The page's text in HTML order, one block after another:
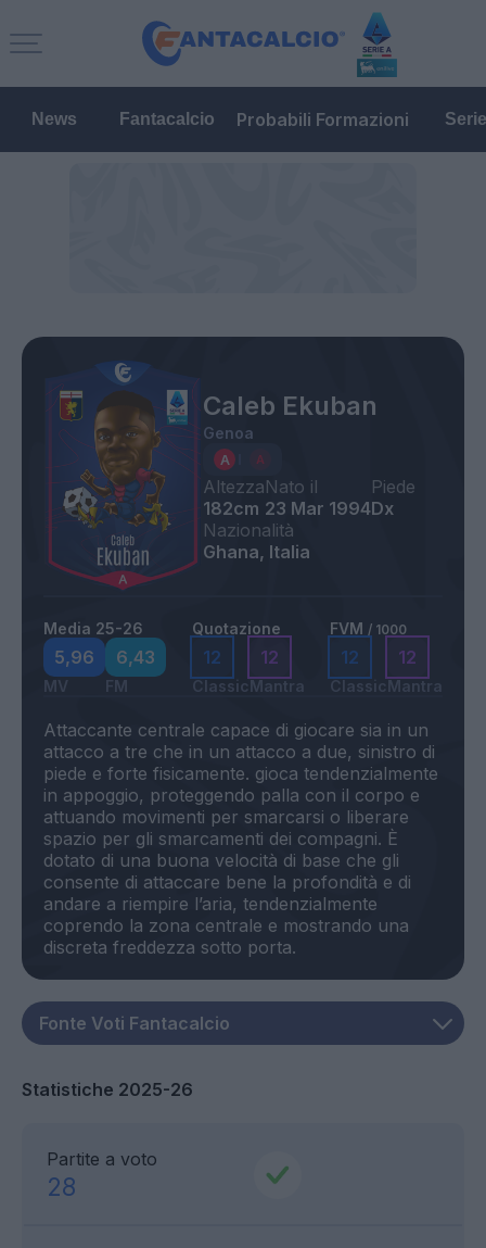
News Fantacalcio Probabili Formazioni
Caleb Ekuban
Genoa
Altezza
182cm
Nato il
23 Mar 1994
Piede
Dx
Nazionalità
Ghana, Italia
Media 25-26
5,96
MV
6,43
FM
Quotazione
12
Classic
12
Mantra
FVM / 1000
12
Classic
12
Mantra
Attaccante centrale capace di giocare sia in un
attacco a tre che in un attacco a due, sinistro di
piede e forte fisicamente. gioca tendenzialmente
in appoggio, proteggendo palla con il corpo e
attuando movimenti per smarcarsi o liberare
spazio per gli smarcamenti dei compagni. È
dotato di una buona velocità di base che gli
consente di attaccare bene la profondità e di
andare a riempire l’aria, tendenzialmente
coprendo la zona centrale e mostrando una
Statistiche 2025-26
Partite a voto
28